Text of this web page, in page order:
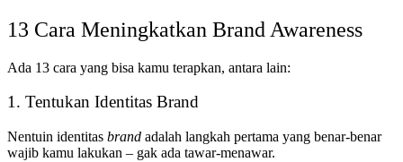
13 Cara Meningkatkan Brand Awareness
Ada 13 cara yang bisa kamu terapkan, antara lain:
1. Tentukan Identitas Brand
Nentuin identitas brand adalah langkah pertama yang benar-benar
wajib kamu lakukan – gak ada tawar-menawar.